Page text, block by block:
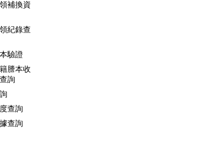
補換資
紀錄查
驗證
謄本收
詢
查詢
查詢